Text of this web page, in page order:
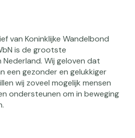
van Koninklijke Wandelbond
is de grootste
Wij geloven dat
een gezonder en gelukkiger
wij zoveel mogelijk mensen
ondersteunen om in beweging